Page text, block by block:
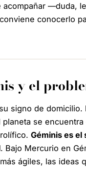
—duda,
conocerlo
y el
signo de
se
Géminis es el
. Bajo Mercurio en
ágiles, las ideas